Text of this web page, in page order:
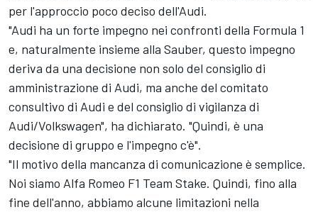
per l'approccio poco deciso dell'Audi.
"Audi ha un forte impegno nei confronti della Formula 1
e, naturalmente insieme alla Sauber, questo impegno
deriva da una decisione non solo del consiglio di
amministrazione di Audi, ma anche del comitato
consultivo di Audi e del consiglio di vigilanza di
Audi/Volkswagen", ha dichiarato. "Quindi, è una
decisione di gruppo e l'impegno c'è".
"Il motivo della mancanza di comunicazione è semplice.
Noi siamo Alfa Romeo F1 Team Stake. Quindi, fino alla
fine dell'anno, abbiamo alcune limitazioni nella